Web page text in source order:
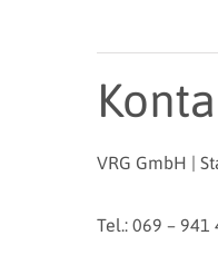
VRG GmbH |
Tel.: 069 – 941